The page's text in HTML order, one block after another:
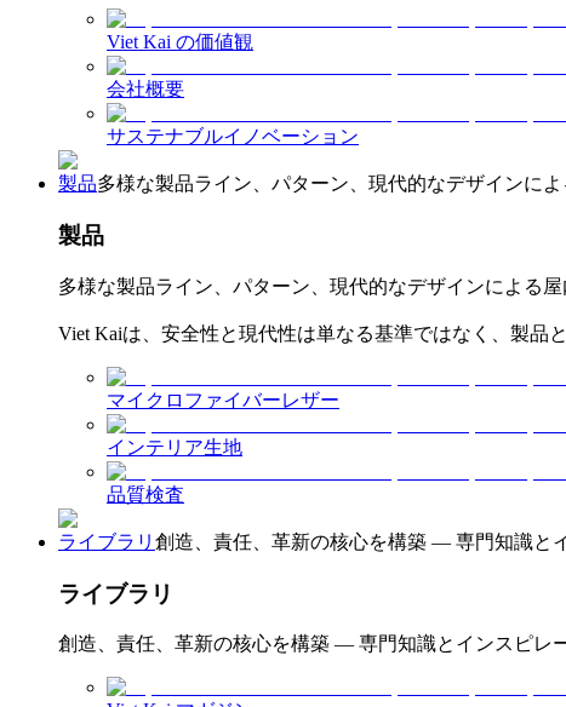
Viet Kai の価値観
会社概要
サステナブルイノベーション
製品多様な製品ライン、パターン、現代的なデザインに
製品
多様な製品ライン、パターン、現代的なデザインによる
Viet Kaiは、安全性と現代性は単なる基準ではなく、製品
マイクロファイバーレザー
インテリア生地
品質検査
ライブラリ 創造、責任、革新の核心を構築 — 専門知識と
ライブラリ
創造、責任、革新の核心を構築 — 専門知識とインスピレ